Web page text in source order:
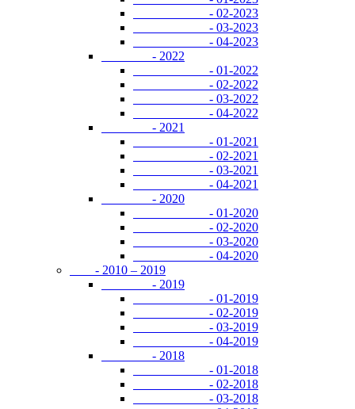
- 02-2023
- 03-2023
- 04-2023
- 2022
- 01-2022
- 02-2022
- 03-2022
- 04-2022
- 2021
- 01-2021
- 02-2021
- 03-2021
- 04-2021
- 2020
- 01-2020
- 02-2020
- 03-2020
- 04-2020
- 2010 – 2019
- 2019
- 01-2019
- 02-2019
- 03-2019
- 04-2019
- 2018
- 01-2018
- 02-2018
- 03-2018